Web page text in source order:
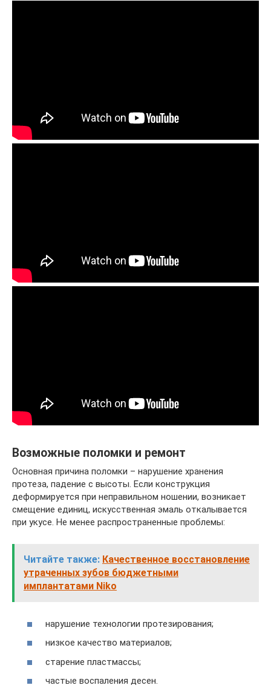
Возможные поломки и ремонт
Основная причина поломки – нарушение хранения
протеза, падение с высоты. Если конструкция
деформируется при неправильном ношении, возникает
смещение единиц, искусственная эмаль откалывается
при укусе. Не менее распространенные проблемы:
Читайте также: Качественное восстановление
утраченных зубов бюджетными
имплантатами Niko
нарушение технологии протезирования;
низкое качество материалов;
старение пластмассы;
частые воспаления десен.